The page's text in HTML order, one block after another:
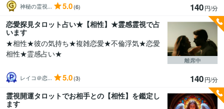
神秘の霊視... 5.0(6) 140円/分
恋愛探見タロット占い★【相性】★霊感霊視で占
います
★相性★彼の気持ち★複雑恋愛★不倫浮気★恋愛
相性★霊感占い★
レイコ＠恋... 5.0(3) 140円/分
離席中
霊視開運タロットでお相手との【相性】を鑑定し
ます